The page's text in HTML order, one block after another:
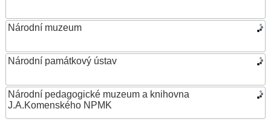
Národní muzeum
Národní památkový ústav
Národní pedagogické muzeum a knihovna
J.A.Komenského NPMK